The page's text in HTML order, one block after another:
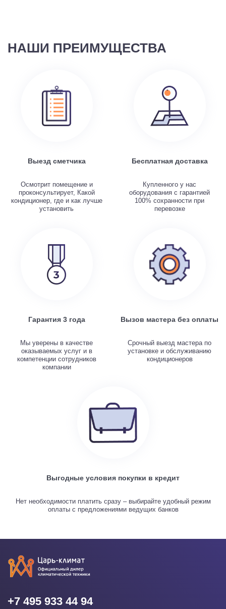
НАШИ ПРЕИМУЩЕСТВА
Выезд сметчика
Осмотрит помещение и
проконсультирует, Какой
кондиционер, где и как лучше
установить
Бесплатная доставка
Купленного у нас
оборудования с гарантией
100% сохранности при
перевозке
Гарантия 3 года
Мы уверены в качестве
оказываемых услуг и в
компетенции сотрудников
компании
Вызов мастера без оплаты
Срочный выезд мастера по
установке и обслуживанию
кондиционеров
Выгодные условия покупки в кредит
Нет необходимости платить сразу – выбирайте удобный режим
оплаты с предложениями ведущих банков
+7 495 933 44 94